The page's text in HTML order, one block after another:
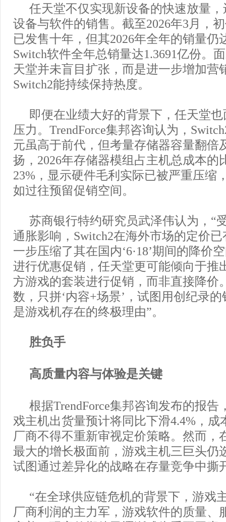
任天堂不仅实现新设备的快速放量
设备与软件的销售。截至2026年3月，
已发售十年，但其2026年全年的销量仍
Switch软件全年总销量达1.3691亿份。
天堂并未盲目扩张，而是进一步增加营
Switch2能持续保持热度。
即便在业绩大好的背景下，任天堂
压力。TrendForce集邦咨询认为，
元虽高于前代，但考量存储器容量翻倍
扬，2026年存储器模组占主机总成本
23%，显示硬件毛利实际已被严重压缩
如过往预留促销空间。
苏商银行特约研究员武泽伟认为，“
通胀影响，Switch2在海外市场的定价
一步压缩了其在国内‘6·18’期间的降价
进行优惠促销，任天堂更可能倾向于推
方游戏的套装进行促销，而非直接降价
数，只拼‘内容+场景’，试图用创纪录
是游戏机存在的终极理由”。
胜负手
高质量内容与体验是关键
根据TrendForce集邦咨询发布的报告
戏主机出货量预计将同比下滑4.4%，成
厂商不得不重新审视定价策略。然而，
最大的增长极面前，游戏主机三巨头仍
试图通过差异化的战略在存量竞争中撕
“在全球供应链危机的背景下，游戏
厂商利润的主力军，游戏软件的质量、